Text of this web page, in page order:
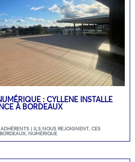
: CYLLENE INSTALLE
À BORDEAUX
ADHÉRENTS | ILS NOUS REJOIGNENT, CES
, NUMÉRIQUE